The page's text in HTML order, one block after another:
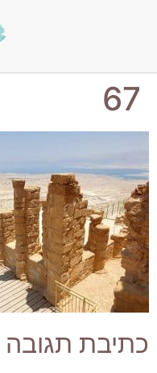
67
כתיבת תגובה